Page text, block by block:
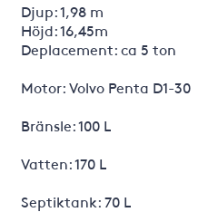
Djup: 1,98 m
Höjd: 16,45m
Deplacement: ca 5 ton
Motor: Volvo Penta D1-30
Bränsle: 100 L
Vatten: 170 L
Septiktank: 70 L